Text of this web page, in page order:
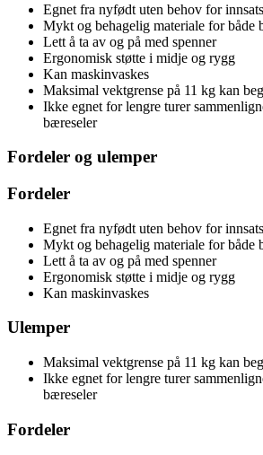
Egnet fra nyfødt uten behov for innsats
Mykt og behagelig materiale for både
Lett å ta av og på med spenner
Ergonomisk støtte i midje og rygg
Kan maskinvaskes
Maksimal vektgrense på 11 kg kan
Ikke egnet for lengre turer
bæreseler
Fordeler og ulemper
Fordeler
Egnet fra nyfødt uten behov for innsats
Mykt og behagelig materiale for både
Lett å ta av og på med spenner
Ergonomisk støtte i midje og rygg
Kan maskinvaskes
Ulemper
Maksimal vektgrense på 11 kg kan
Ikke egnet for lengre turer
bæreseler
Fordeler